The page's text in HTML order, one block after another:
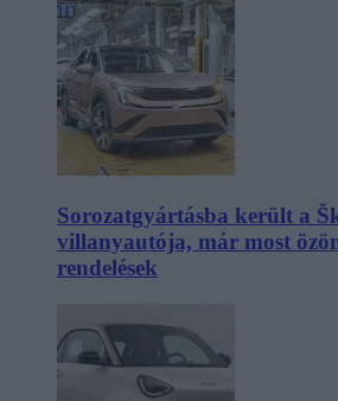
Sorozatgyártásba került a
villanyautója, már most
rendelések